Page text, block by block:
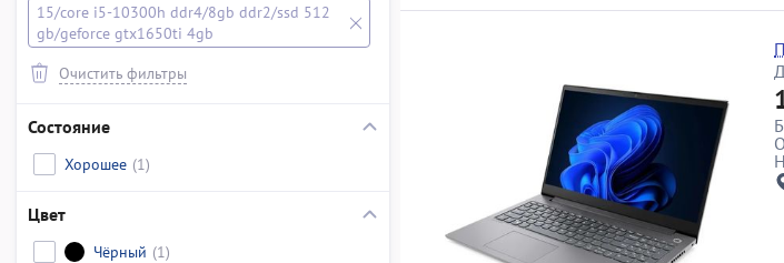
15/core i5-10300h ddr4/8gb ddr2/ssd 512
gb/geforce gtx1650ti 4gb
Очистить фильтры
Состояние
Хорошее (1)
Цвет
Чёрный (1)